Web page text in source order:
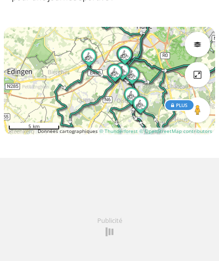
Données cartographiques © Thunderforest © OpenStreetMap contributors
PLUS
5 km
Publicité